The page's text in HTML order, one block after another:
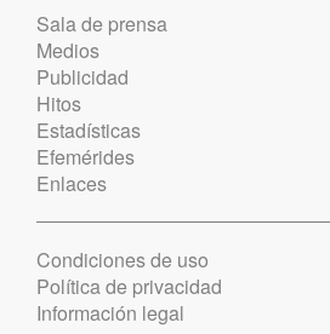
Sala de prensa
Medios
Publicidad
Hitos
Estadísticas
Efemérides
Enlaces
Condiciones de uso
Política de privacidad
Información legal